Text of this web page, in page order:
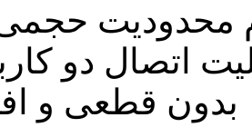
محدودیت
اتصال دو
بدون قطعی و